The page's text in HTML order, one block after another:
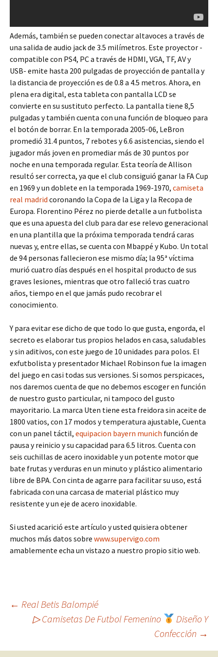
Además, también se pueden conectar altavoces a través de
una salida de audio jack de 3.5 milímetros. Este proyector -
compatible con PS4, PC a través de HDMI, VGA, TF, AV y
USB- emite hasta 200 pulgadas de proyección de pantalla y
la distancia de proyección es de 0.8 a 4.5 metros. Ahora, en
plena era digital, esta tableta con pantalla LCD se
convierte en su sustituto perfecto. La pantalla tiene 8,5
pulgadas y también cuenta con una función de bloqueo para
el botón de borrar. En la temporada 2005-06, LeBron
promedió 31.4 puntos, 7 rebotes y 6.6 asistencias, siendo el
jugador más joven en promediar más de 30 puntos por
noche en una temporada regular. Esta teoría de Allison
resultó ser correcta, ya que el club consiguió ganar la FA Cup
en 1969 y un doblete en la temporada 1969-1970, camiseta
real madrid coronando la Copa de la Liga y la Recopa de
Europa. Florentino Pérez no pierde detalle a un futbolista
que es una apuesta del club para dar ese relevo generacional
en una plantilla que la próxima temporada tendrá caras
nuevas y, entre ellas, se cuenta con Mbappé y Kubo. Un total
de 94 personas fallecieron ese mismo día; la 95ª víctima
murió cuatro días después en el hospital producto de sus
graves lesiones, mientras que otro falleció tras cuatro
años, tiempo en el que jamás pudo recobrar el
conocimiento.
Y para evitar ese dicho de que todo lo que gusta, engorda, el
secreto es elaborar tus propios helados en casa, saludables
y sin aditivos, con este juego de 10 unidades para polos. El
exfutbolista y presentador Michael Robinson fue la imagen
del juego en casi todas sus versiones. Si somos perspicaces,
nos daremos cuenta de que no debemos escoger en función
de nuestro gusto particular, ni tampoco del gusto
mayoritario. La marca Uten tiene esta freidora sin aceite de
1800 vatios, con 17 modos y temperatura ajustable, Cuenta
con un panel táctil, equipacion bayern munich función de
pausa y reinicio y su capacidad para 6.5 litros. Cuenta con
seis cuchillas de acero inoxidable y un potente motor que
bate frutas y verduras en un minuto y plástico alimentario
libre de BPA. Con cinta de agarre para facilitar su uso, está
fabricada con una carcasa de material plástico muy
resistente y un eje de acero inoxidable.
Si usted acarició este artículo y usted quisiera obtener
muchos más datos sobre www.supervigo.com
amablemente echa un vistazo a nuestro propio sitio web.
Navegación
← Real Betis Balompié
▷ Camisetas De Futbol Femenino
Diseño Y
Confección →